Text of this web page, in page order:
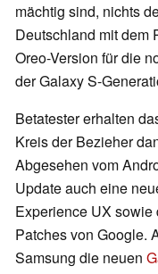
mächtig sind, nichts
Deutschland mit dem
Oreo-Version für die
der Galaxy S-
Betatester erhalten
Kreis der Bezieher
Abgesehen vom
Update auch eine
Experience UX
Patches von Google.
Samsung die neuen